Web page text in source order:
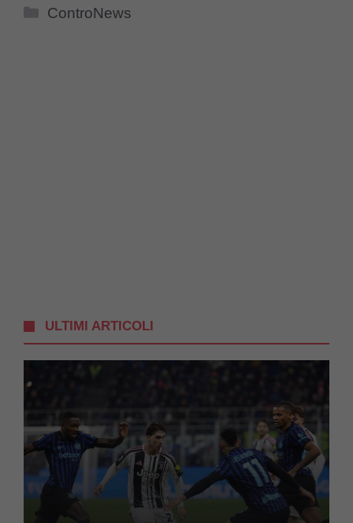
Categorie
ControNews
ULTIMI ARTICOLI